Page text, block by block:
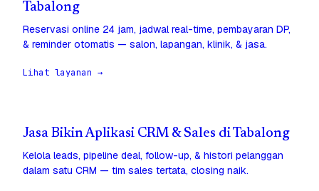
Tabalong
Reservasi online 24 jam, jadwal real-time, pembayaran DP,
& reminder otomatis — salon, lapangan, klinik, & jasa.
Lihat layanan →
Jasa Bikin Aplikasi CRM & Sales di Tabalong
Kelola leads, pipeline deal, follow-up, & histori pelanggan
dalam satu CRM — tim sales tertata, closing naik.